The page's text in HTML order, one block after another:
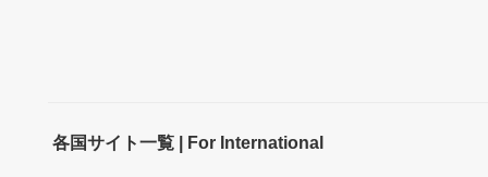
各国サイト一覧 | For International